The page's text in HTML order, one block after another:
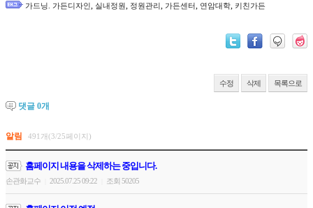
가드닝. 가든디자인, 실내정원, 정원관리, 가든센터, 연암대학, 키친가든
수정 삭제 목록으로
댓글 0개
알림 491개(3/25페이지)
홈페이지 내용을 삭제하는 중입니다.
손관화교수 2025.07.25 09:22 조회 50205